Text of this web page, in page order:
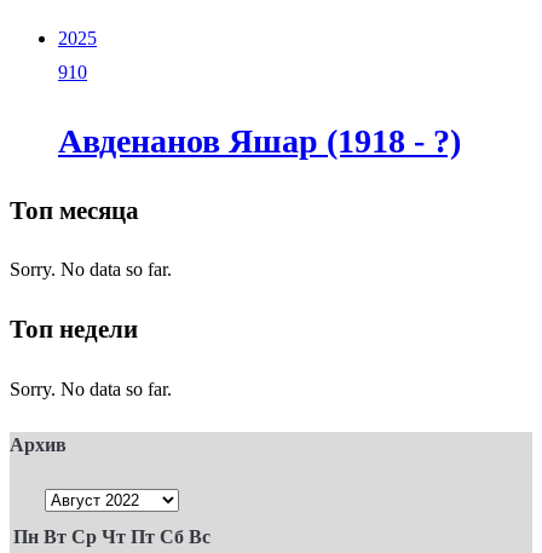
2025
910
Авденанов Яшар (1918 - ?)
Топ месяца
Sorry. No data so far.
Топ недели
Sorry. No data so far.
Архив
Пн Вт Ср Чт Пт Сб Вс